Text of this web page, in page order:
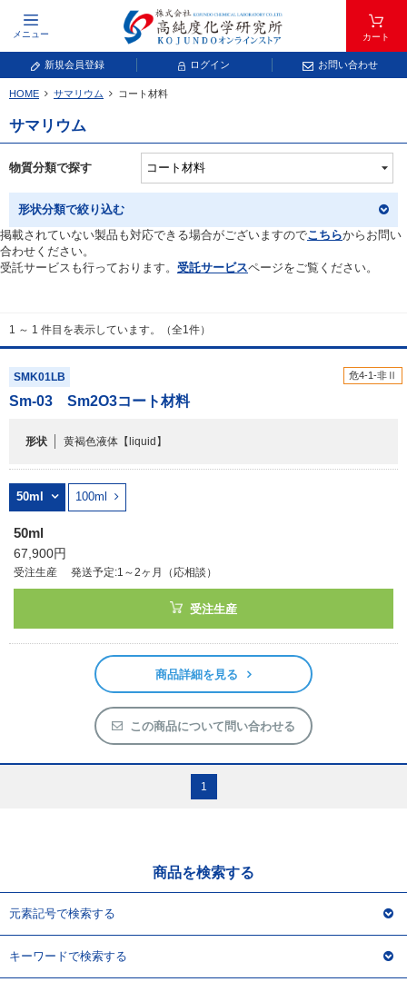
メニュー カート
新規会員登録 ログイン お問い合わせ
元素記号で検索する
元素周期表をタップすると、拡大表示されます。拡大した表から元素記号をタップ
し、一覧へ移動してください。
常温常圧で気体であり、弊社では取り扱いしておりません。
放射性元素または人工元素であり、弊社では取り扱いしておりません。
キーワードで検索する
カタログコードで検索
化学式で検索
CAS番号で検索
カテゴリで検索する
HOME サマリウム コート材料
サマリウム
物質分類で探す
形状分類で絞り込む
掲載されていない製品も対応できる場合がございますのでこちらからお問い
合わせください。
受託サービスも行っております。 受託サービスページをご覧ください。
1 ～ 1 件目を表示しています。（全1件）
危4-1-非Ⅱ
SMK01LB
Sm-03 Sm2O3コート材料
形状 黄褐色液体 【liquid】
50ml 100ml
50ml
67,900円
受注生産 発送予定:1～2ヶ月（応相談）
受注生産
商品詳細を見る
この商品について問い合わせる
1
商品を検索する
元素記号で検索する
キーワードで検索する